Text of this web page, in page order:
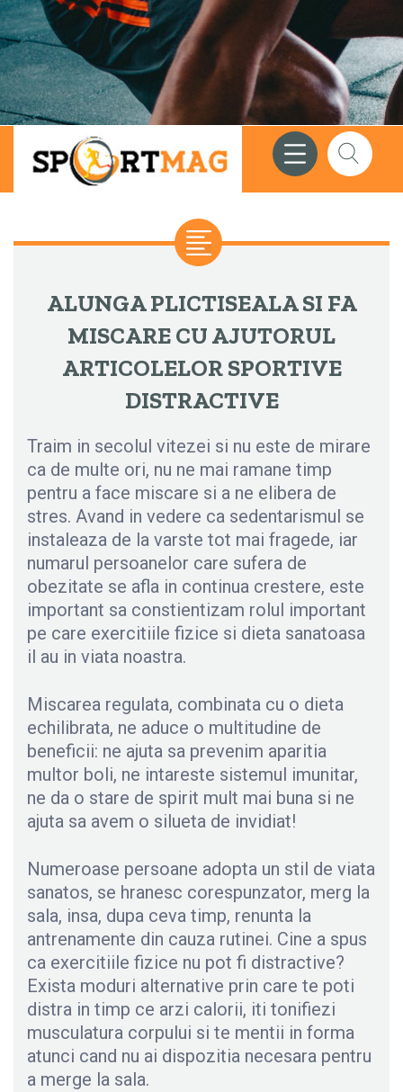
Meniu
Căutare
ALUNGA PLICTISEALA SI FA
MISCARE CU AJUTORUL
ARTICOLELOR SPORTIVE
DISTRACTIVE
Traim in secolul vitezei si nu este de mirare
ca de multe ori, nu ne mai ramane timp
pentru a face miscare si a ne elibera de
stres. Avand in vedere ca sedentarismul se
instaleaza de la varste tot mai fragede, iar
numarul persoanelor care sufera de
obezitate se afla in continua crestere, este
important sa constientizam rolul important
pe care exercitiile fizice si dieta sanatoasa
il au in viata noastra.
Miscarea regulata, combinata cu o dieta
echilibrata, ne aduce o multitudine de
beneficii: ne ajuta sa prevenim aparitia
multor boli, ne intareste sistemul imunitar,
ne da o stare de spirit mult mai buna si ne
ajuta sa avem o silueta de invidiat!
Numeroase persoane adopta un stil de viata
sanatos, se hranesc corespunzator, merg la
sala, insa, dupa ceva timp, renunta la
antrenamente din cauza rutinei. Cine a spus
ca exercitiile fizice nu pot fi distractive?
Exista moduri alternative prin care te poti
distra in timp ce arzi calorii, iti tonifiezi
musculatura corpului si te mentii in forma
atunci cand nu ai dispozitia necesara pentru
a merge la sala.